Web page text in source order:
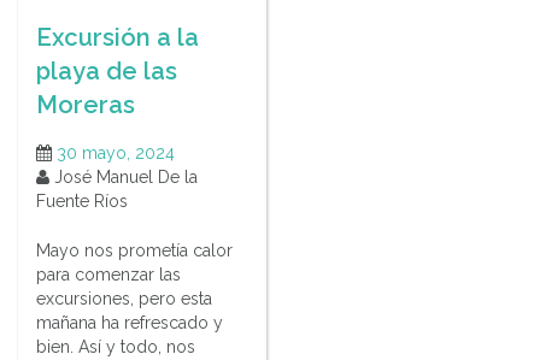
Excursión a la
playa de las
Moreras
30 mayo, 2024
José Manuel De la
Fuente Ríos
Mayo nos prometía calor
para comenzar las
excursiones, pero esta
mañana ha refrescado y
bien. Así y todo, nos